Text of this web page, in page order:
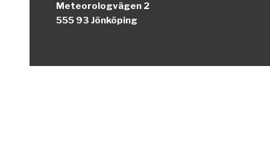
Meteorologvägen 2
555 93 Jönköping